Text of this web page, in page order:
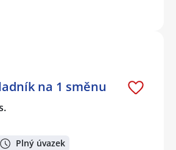
na 1 směnu
Plný úvazek